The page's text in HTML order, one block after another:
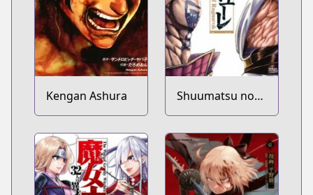
Kengan Ashura
Shuumatsu no
Walküre